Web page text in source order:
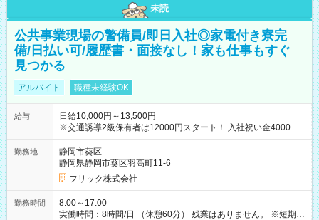
未読
公共事業現場の警備員/即日入社◎家電付き寮完
備/日払い可/履歴書・面接なし！家も仕事もすぐ
見つかる
アルバイト 職種未経験OK
給与
日給10,000円～13,500円
※交通誘導2級保有者は12000円スタート！ 入社祝い金4000円
【試用期間】試用期間なし
勤務地
静岡市葵区
静岡県静岡市葵区羽高町11-6
フリック株式会社
勤務時間
8:00～17:00
実働時間：8時間/日 （休憩60分） 残業はありません。 ※短期の